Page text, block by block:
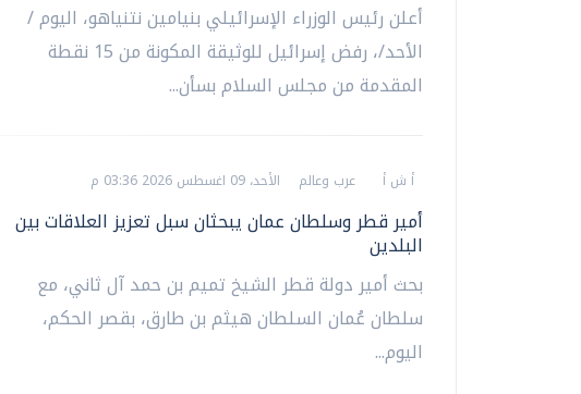
أعلن رئيس الوزراء الإسرائيلي بنيامين نتنياهو، اليوم /
الأحد/، رفض إسرائيل للوثيقة المكونة من 15 نقطة
المقدمة من مجلس السلام بسأن...
أ ش أ عرب وعالم الأحد، 09 اغسطس 2026 03:36 م
أمير قطر وسلطان عمان يبحثان سبل تعزيز العلاقات بين
البلدين
بحث أمير دولة قطر الشيخ تميم بن حمد آل ثاني، مع
سلطان عُمان السلطان هيثم بن طارق، بقصر الحكم،
اليوم...